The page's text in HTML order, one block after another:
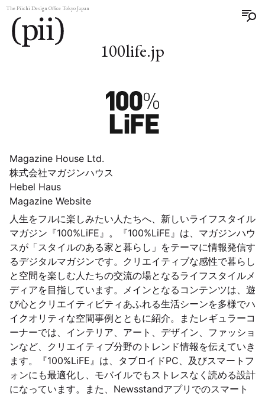
The Piichi Design Office Tokyo Japan
100life.jp
Magazine House Ltd.
株式会社マガジンハウス
Hebel Haus
Magazine Website
人生をフルに楽しみたい人たちへ、新しいライフスタイル
マガジン『100%LiFE』。『100%LiFE』は、マガジンハウ
スが「スタイルのある家と暮らし」をテーマに情報発信す
るデジタルマガジンです。クリエイティブな感性で暮らし
と空間を楽しむ人たちの交流の場となるライフスタイルメ
ディアを目指しています。メインとなるコンテンツは、遊
び心とクリエイティビティあふれる生活シーンを多様でハ
イクオリティな空間事例とともに紹介。またレギュラーコ
ーナーでは、インテリア、アート、デザイン、ファッショ
ンなど、クリエイティブ分野のトレンド情報を伝えていき
ます。『100%LiFE』は、タブロイドPC、及びスマートフ
ォンにも最適化し、モバイルでもストレスなく読める設計
になっています。また、Newsstandアプリでのスマート